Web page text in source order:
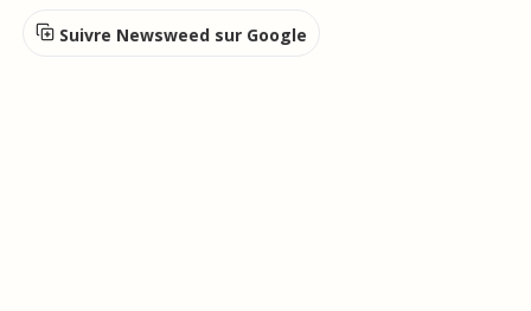
Suivre Newsweed sur Google